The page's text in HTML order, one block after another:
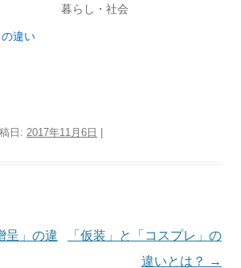
暮らし・社会
の違い
日: 2017年11月6日
呈」の違
「仮装」と「コスプレ」の
違いとは？
→